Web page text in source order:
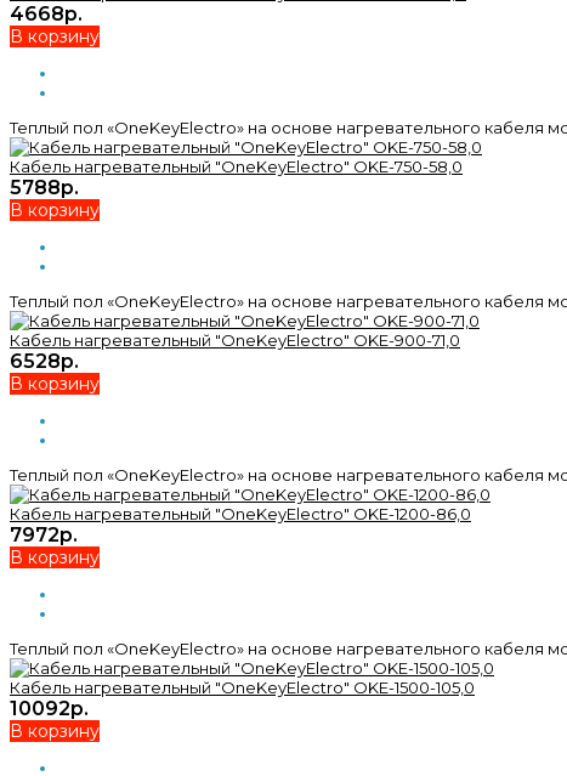
4668р.
В корзину
Теплый пол «OneKeyElectro» на основе нагревательного кабеля
Кабель нагревательный "OneKeyElectro" OKE-750-58,0
5788р.
В корзину
Теплый пол «OneKeyElectro» на основе нагревательного кабеля
Кабель нагревательный "OneKeyElectro" OKE-900-71,0
6528р.
В корзину
Теплый пол «OneKeyElectro» на основе нагревательного кабеля
Кабель нагревательный "OneKeyElectro" OKE-1200-86,0
7972р.
В корзину
Теплый пол «OneKeyElectro» на основе нагревательного кабеля
Кабель нагревательный "OneKeyElectro" OKE-1500-105,0
10092р.
В корзину